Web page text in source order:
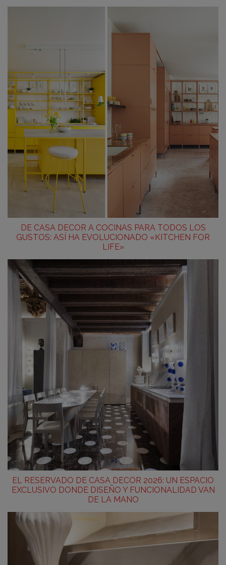
DE CASA DECOR A COCINAS PARA TODOS LOS
GUSTOS: ASÍ HA EVOLUCIONADO «KITCHEN FOR
LIFE»
EL RESERVADO DE CASA DECOR 2026: UN ESPACIO
EXCLUSIVO DONDE DISEÑO Y FUNCIONALIDAD VAN
DE LA MANO